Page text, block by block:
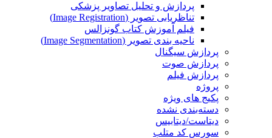
پردازش و تحلیل تصاویر پزشکی
تناظریابی تصویر (Image Registration)
فیلم آموزش کتاب گونزالس
ناحیه بندی تصویر (Image Segmentation)
پردازش سیگنال
پردازش صوت
پردازش فیلم
پروژه
پکیج های ویژه
دسته‌بندی نشده
دیتاست/دیتابیس
سورس کد متلب